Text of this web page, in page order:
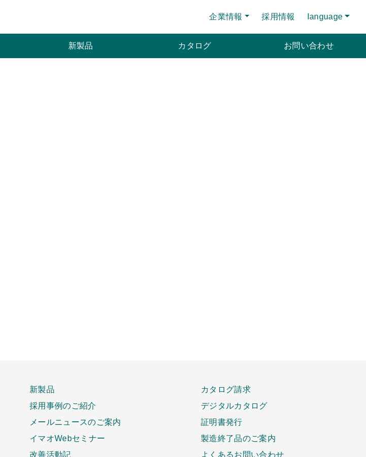
企業情報 採用情報 language
新製品 カタログ お問い合わせ
新製品
採用事例のご紹介
メールニュースのご案内
イマオWebセミナー
改善活動記
カタログ請求
デジタルカタログ
証明書発行
製造終了品のご案内
よくあるお問い合わせ